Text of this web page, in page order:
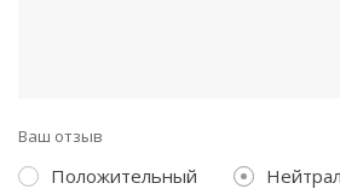
Ваш отзыв
Положительный